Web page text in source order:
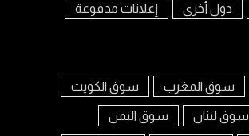
دول أخرى إعلانات مدفوعة
سوق المغرب سوق الكويت
سوق لبنان سوق اليمن